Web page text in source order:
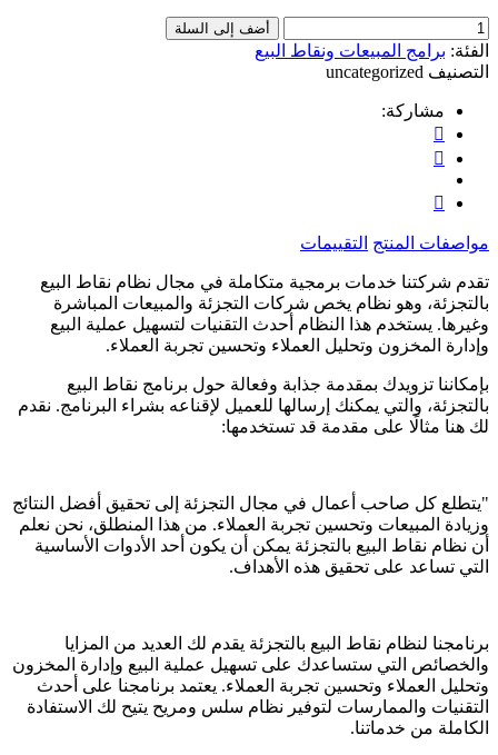
أضف إلى السلة
الفئة: برامج المبيعات ونقاط البيع
التصنيف
مشاركة:
مواصفات المنتج التقييمات
تقدم شركتنا خدمات برمجية متكاملة في مجال نظام نقاط البيع
بالتجزئة، وهو نظام يخص شركات التجزئة والمبيعات المباشرة
وغيرها. يستخدم هذا النظام أحدث التقنيات لتسهيل عملية البيع
وإدارة المخزون وتحليل العملاء وتحسين تجربة العملاء.
بإمكاننا تزويدك بمقدمة جذابة وفعالة حول برنامج نقاط البيع
بالتجزئة، والتي يمكنك إرسالها للعميل لإقناعه بشراء البرنامج. نقدم
لك هنا مثالًا على مقدمة قد تستخدمها:
"يتطلع كل صاحب أعمال في مجال التجزئة إلى تحقيق أفضل النتائج
وزيادة المبيعات وتحسين تجربة العملاء. من هذا المنطلق، نحن نعلم
أن نظام نقاط البيع بالتجزئة يمكن أن يكون أحد الأدوات الأساسية
التي تساعد على تحقيق هذه الأهداف.
برنامجنا لنظام نقاط البيع بالتجزئة يقدم لك العديد من المزايا
والخصائص التي ستساعدك على تسهيل عملية البيع وإدارة المخزون
وتحليل العملاء وتحسين تجربة العملاء. يعتمد برنامجنا على أحدث
التقنيات والممارسات لتوفير نظام سلس ومريح يتيح لك الاستفادة
الكاملة من خدماتنا.